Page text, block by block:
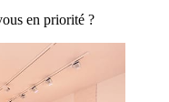
en priorité ?